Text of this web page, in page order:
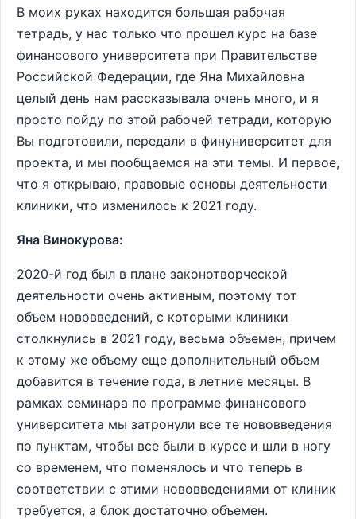
В моих руках находится большая рабочая
тетрадь, у нас только что прошел курс на базе
финансового университета при Правительстве
Российской Федерации, где Яна Михайловна
целый день нам рассказывала очень много, и я
просто пойду по этой рабочей тетради, которую
Вы подготовили, передали в финуниверситет для
проекта, и мы пообщаемся на эти темы. И первое,
что я открываю, правовые основы деятельности
клиники, что изменилось к 2021 году.
Яна Винокурова:
2020-й год был в плане законотворческой
деятельности очень активным, поэтому тот
объем нововведений, с которыми клиники
столкнулись в 2021 году, весьма объемен, причем
к этому же объему еще дополнительный объем
добавится в течение года, в летние месяцы. В
рамках семинара по программе финансового
университета мы затронули все те нововведения
по пунктам, чтобы все были в курсе и шли в ногу
со временем, что поменялось и что теперь в
соответствии с этими нововведениями от клиник
требуется, а блок достаточно объемен.